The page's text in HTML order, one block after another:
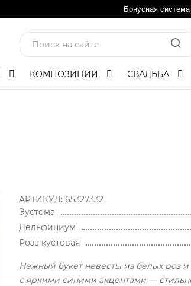
Бонусная система
КОМПОЗИЦИИ СВАДЬБА
АРТИКУЛ: 65327332
Эустома
Дельфиниум
Роза кустовая
Нежный букет невесты из белых роз и
с яркими синими акцентами —